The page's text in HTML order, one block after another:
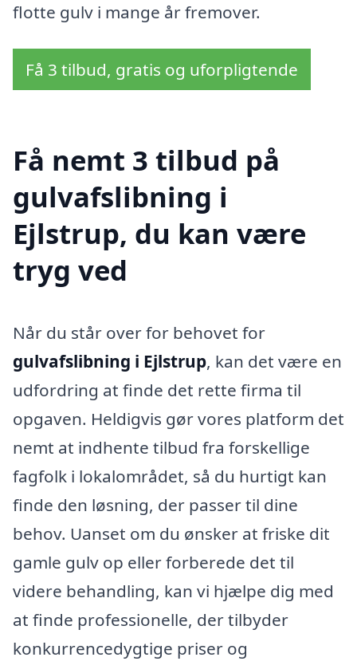
flotte gulv i mange år fremover.
Få 3 tilbud, gratis og uforpligtende
Få nemt 3 tilbud på
gulvafslibning i
Ejlstrup, du kan være
tryg ved
Når du står over for behovet for
gulvafslibning i Ejlstrup, kan det være en
udfordring at finde det rette firma til
opgaven. Heldigvis gør vores platform det
nemt at indhente tilbud fra forskellige
fagfolk i lokalområdet, så du hurtigt kan
finde den løsning, der passer til dine
behov. Uanset om du ønsker at friske dit
gamle gulv op eller forberede det til
videre behandling, kan vi hjælpe dig med
at finde professionelle, der tilbyder
konkurrencedygtige priser og